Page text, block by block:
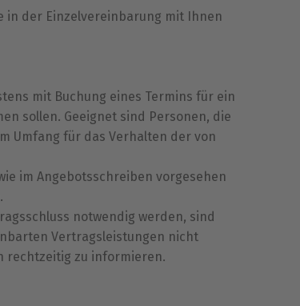
in der Einzelvereinbarung mit Ihnen
mit Buchung eines Termins für ein
sollen. Geeignet sind Personen, die
Umfang für das Verhalten der von
im Angebotsschreiben vorgesehen
notwendig werden, sind
Vertragsleistungen nicht
rechtzeitig zu informieren.